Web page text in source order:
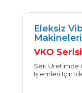
Eleksiz
Makineleri
VKO Serisi
Seri Üretimde
Işlemleri Için